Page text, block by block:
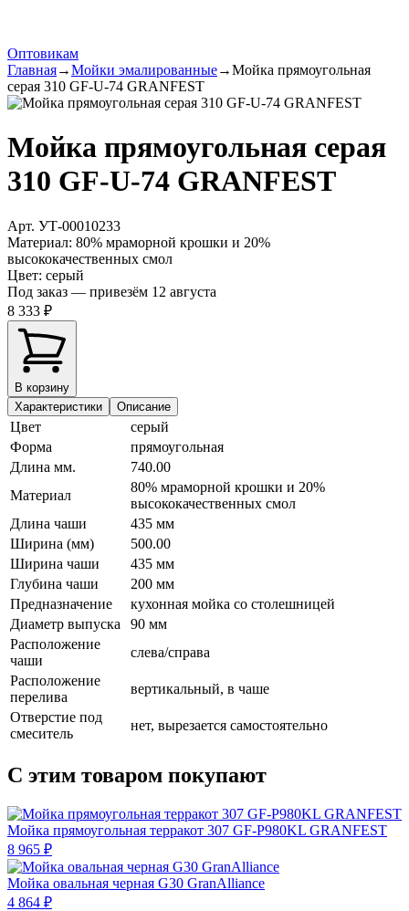
Оптовикам
Главная→Мойки эмалированные→Мойка прямоугольная
серая 310 GF-U-74 GRANFEST
Мойка прямоугольная серая
310 GF-U-74 GRANFEST
Арт. УТ-00010233
Материал: 80% мраморной крошки и 20%
высококачественных смол
Цвет: серый
Под заказ — привезём 12 августа
8 333 ₽
В корзину
Характеристики
Описание
Цвет
серый
Форма
прямоугольная
Длина мм.
740.00
Материал
80% мраморной крошки и 20%
высококачественных смол
Длина чаши
435 мм
Ширина (мм)
500.00
Ширина чаши
435 мм
Глубина чаши
200 мм
Предназначение
кухонная мойка со столешницей
Диаметр выпуска
90 мм
Расположение
чаши
слева/справа
Расположение
перелива
вертикальный, в чаше
Отверстие под
смеситель
нет, вырезается самостоятельно
С этим товаром покупают
Мойка прямоугольная терракот 307 GF-P980KL GRANFEST
8 965 ₽
Мойка овальная черная G30 GranAlliance
4 864 ₽